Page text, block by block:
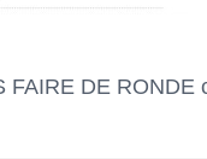
DE RONDE